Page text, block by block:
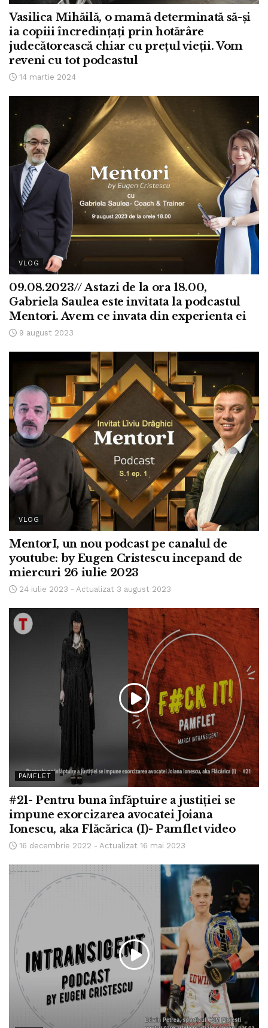
Vasilica Mihăilă, o mamă determinată să-și
ia copiii încredințați prin hotărâre
judecătorească chiar cu prețul vieții. Vom
reveni cu tot podcastul
14 martie 2024
VLOG
09.08.2023// Astazi de la ora 18.00,
Gabriela Saulea este invitata la podcastul
Mentori. Avem ce invata din experienta ei
9 august 2023
VLOG
MentorI, un nou podcast pe canalul de
youtube: by Eugen Cristescu incepand de
miercuri 26 iulie 2023
24 iulie 2023 - Actualizat 3 august 2023
PAMFLET
#21- Pentru buna înfăptuire a justiției se
impune exorcizarea avocatei Joiana
Ionescu, aka Flăcărica (I)- Pamflet video
16 decembrie 2022 - Actualizat 16 mai 2023